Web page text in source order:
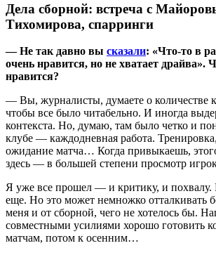
Дела сборной: встреча с
Тихомирова, спарринги
— Не так давно вы сказали: «Что-то в
очень нравится, но не хватает драйва».
нравится?
— Вы, журналисты, думаете о количестве
чтобы все было читабельно. И иногда
контекста. Но, думаю, там было четко и
клубе — каждодневная работа.
ожидание матча… Когда привыкаешь,
здесь — в большей степени просмотр
Я уже все прошел — и критику, и похвалу.
еще. Но это может немножко отталкивать
меня и от сборной, чего не хотелось бы.
совместными усилиями хорошо готовить
матчам, потом к осенним…